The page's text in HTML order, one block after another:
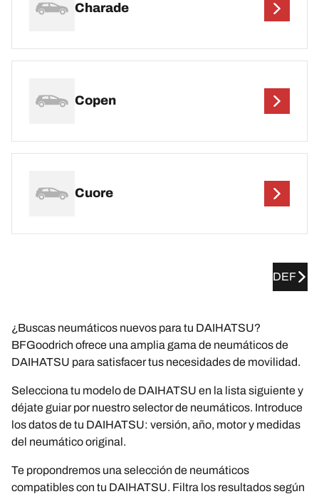
Charade
Copen
Cuore
DEF
¿Buscas neumáticos nuevos para tu DAIHATSU?
BFGoodrich ofrece una amplia gama de neumáticos de
DAIHATSU para satisfacer tus necesidades de movilidad.
Selecciona tu modelo de DAIHATSU en la lista siguiente y
déjate guiar por nuestro selector de neumáticos. Introduce
los datos de tu DAIHATSU: versión, año, motor y medidas
del neumático original.
Te propondremos una selección de neumáticos
compatibles con tu DAIHATSU. Filtra los resultados según